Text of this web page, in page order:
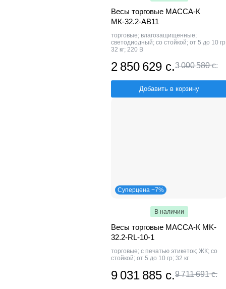
Весы торговые МАССА-К
МК-32.2-АВ11
торговые; влагозащищенные;
светодиодный; со стойкой; от 5 до 10
32 кг; 220 В
2 850 629 с.3 000 580 с.
Добавить в корзину
Суперцена −7%
В наличии
Весы торговые МАССА-К MK-
32.2-RL-10-1
торговые; с печатью этикеток; ЖК; со
стойкой; от 5 до 10 гр; 32 кг
9 031 885 с.9 711 691 с.